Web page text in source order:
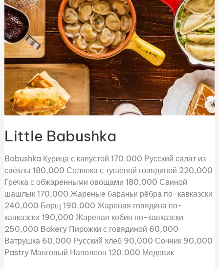
Little Babushka
Babushka Курица с капустой 170,000 Русский салат из
свёклы 180,000 Солянка с тушёной говядиной 220,000
Гречка с обжаренными овощами 180,000 Свиной
шашлык 170,000 Жареные бараньи рёбра по-кавказски
240,000 Борщ 190,000 Жареная говядина по-
кавказски 190,000 Жареная кобия по-кавказски
250,000 Bakery Пирожки с говядиной 60,000
Ватрушка 60,000 Русский хлеб 90,000 Сочник 90,000
Pastry Манговый Наполеон 120,000 Медовик